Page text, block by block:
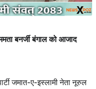
बनर्जी बंगाल को आजाद
जमात-ए-इस्लामी नेता नूरुल